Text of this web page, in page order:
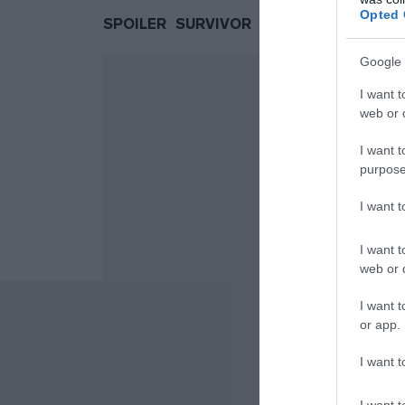
Opted
Google
I want
web or
I want
I want
I want
web or
I want
or app.
I want
SPOILER SURVIVOR SURVIVOR 2021